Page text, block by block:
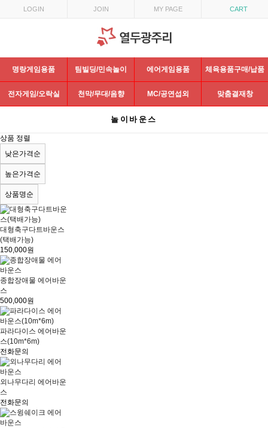
LOGIN JOIN MY PAGE CART
명랑게임용품 팀빌딩/민속놀이 에어게임용품 체육용품구매/납품
전자게임/오락실 천막/무대/음향 MC/공연섭외 맞춤결재창
놀이바운스
상품 정렬
낮은가격순
높은가격순
상품명순
대형축구다트바운스
(택배가능)
150,000원
종합장애물 에어바운
스
500,000원
파라다이스 에어바운
스(10m*6m)
전화문의
외나무다리 에어바운
스
전화문의